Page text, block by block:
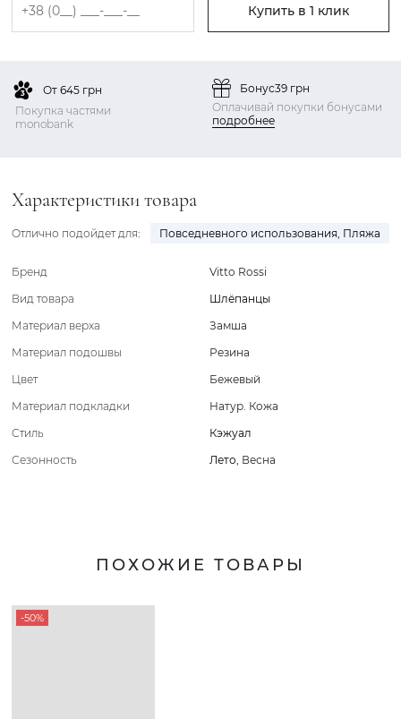
Купить в 1 клик
От 645 грн
Покупка частями
monobank
Бонус39 грн
Оплачивай покупки бонусами
подробнее
Характеристики товара
Отлично подойдет для: Повседневного использования, Пляжа
Бренд
Vitto Rossi
Вид товара
Шлёпанцы
Материал верха
Замша
Материал подошвы
Резина
Цвет
Бежевый
Материал подкладки
Натур. Кожа
Стиль
Кэжуал
Сезонность
Лето, Весна
ПОХОЖИЕ ТОВАРЫ
-50%